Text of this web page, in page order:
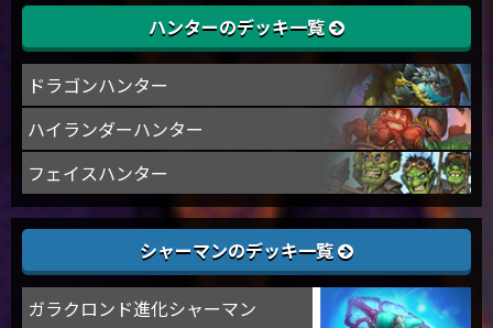
ハンターのデッキ一覧
ドラゴンハンター
ハイランダーハンター
フェイスハンター
シャーマンのデッキ一覧
ガラクロンド進化シャーマン